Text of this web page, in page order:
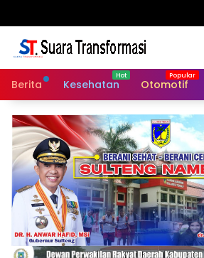
Berita Kesehatan Otomotif